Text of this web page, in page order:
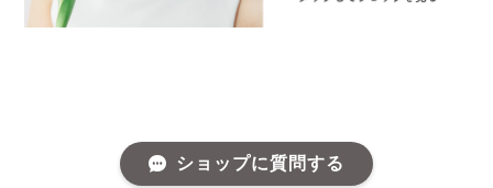
ショップに質問する